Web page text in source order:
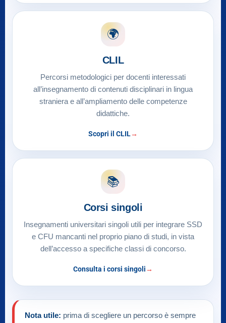
🌍
CLIL
Percorsi metodologici per docenti interessati
all’insegnamento di contenuti disciplinari in lingua
straniera e all’ampliamento delle competenze
didattiche.
Scopri il CLIL
📚
Corsi singoli
Insegnamenti universitari singoli utili per integrare SSD
e CFU mancanti nel proprio piano di studi, in vista
dell’accesso a specifiche classi di concorso.
Consulta i corsi singoli
Nota utile: prima di scegliere un percorso è sempre